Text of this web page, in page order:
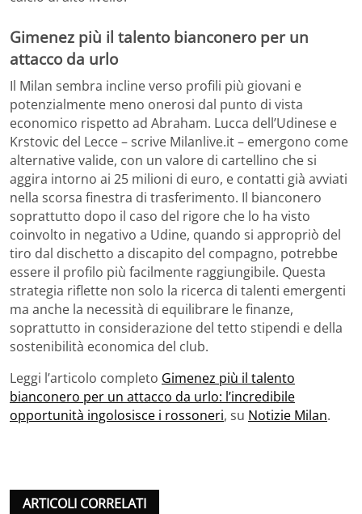
Gimenez più il talento bianconero per un
attacco da urlo
Il Milan sembra incline verso profili più giovani e
potenzialmente meno onerosi dal punto di vista
economico rispetto ad Abraham. Lucca dell’Udinese e
Krstovic del Lecce – scrive Milanlive.it – emergono come
alternative valide, con un valore di cartellino che si
aggira intorno ai 25 milioni di euro, e contatti già avviati
nella scorsa finestra di trasferimento. Il bianconero
soprattutto dopo il caso del rigore che lo ha visto
coinvolto in negativo a Udine, quando si appropriò del
tiro dal dischetto a discapito del compagno, potrebbe
essere il profilo più facilmente raggiungibile. Questa
strategia riflette non solo la ricerca di talenti emergenti
ma anche la necessità di equilibrare le finanze,
soprattutto in considerazione del tetto stipendi e della
sostenibilità economica del club.
Leggi l’articolo completo Gimenez più il talento
bianconero per un attacco da urlo: l’incredibile
opportunità ingolosisce i rossoneri, su Notizie Milan.
ARTICOLI CORRELATI